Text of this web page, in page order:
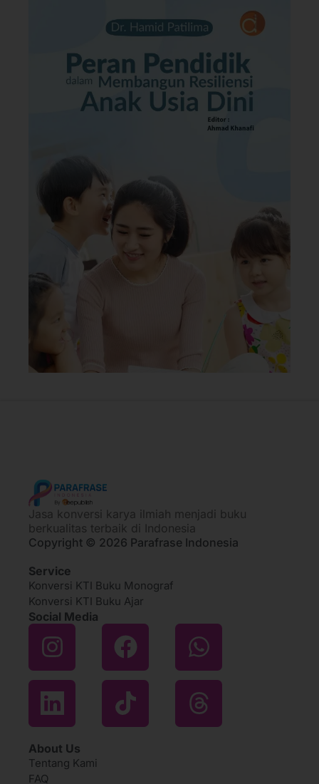
Jasa konversi karya ilmiah menjadi buku
berkualitas terbaik di Indonesia
Copyright © 2026 Parafrase Indonesia
Service
Konversi KTI Buku Monograf
Konversi KTI Buku Ajar
Social Media
About Us
Tentang Kami
FAQ